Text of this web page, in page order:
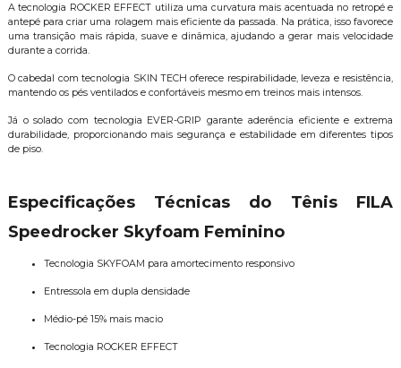
A tecnologia ROCKER EFFECT utiliza uma curvatura mais acentuada no retropé e
antepé para criar uma rolagem mais eficiente da passada. Na prática, isso favorece
uma transição mais rápida, suave e dinâmica, ajudando a gerar mais velocidade
durante a corrida.
O cabedal com tecnologia SKIN TECH oferece respirabilidade, leveza e resistência,
mantendo os pés ventilados e confortáveis mesmo em treinos mais intensos.
Já o solado com tecnologia EVER-GRIP garante aderência eficiente e extrema
durabilidade, proporcionando mais segurança e estabilidade em diferentes tipos
de piso.
Especificações Técnicas do Tênis FILA
Speedrocker Skyfoam Feminino
Tecnologia SKYFOAM para amortecimento responsivo
Entressola em dupla densidade
Médio-pé 15% mais macio
Tecnologia ROCKER EFFECT